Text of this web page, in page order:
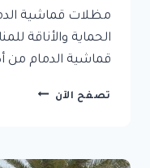
مظلات قماشية
الحماية والأناقة
قماشية الدمام من
تصفح الآن مظلات
تصاميم